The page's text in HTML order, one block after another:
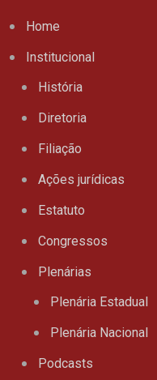
Home
Institucional
História
Diretoria
Filiação
Ações jurídicas
Estatuto
Congressos
Plenárias
Plenária Estadual
Plenária Nacional
Podcasts